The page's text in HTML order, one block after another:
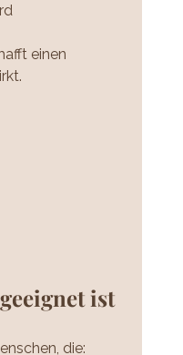
einen
ist
die: